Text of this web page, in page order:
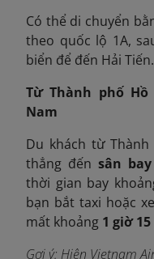
Có thể di chuyển
theo quốc lộ 1A,
biển để đến Hải Tiến.
Từ Thành phố
Nam
Du khách từ
thẳng đến sân
thời gian bay
bạn bắt taxi hoặc
mất khoảng 1 giờ
Gợi ý: Hiện Vietnam